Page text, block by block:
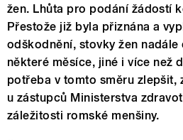
žen. Lhůta pro podání žádostí
Přestože již byla přiznána a
odškodnění, stovky žen
některé měsíce, jiné i více než
potřeba v tomto směru zlepšit,
u zástupců Ministerstva
záležitosti romské menšiny.